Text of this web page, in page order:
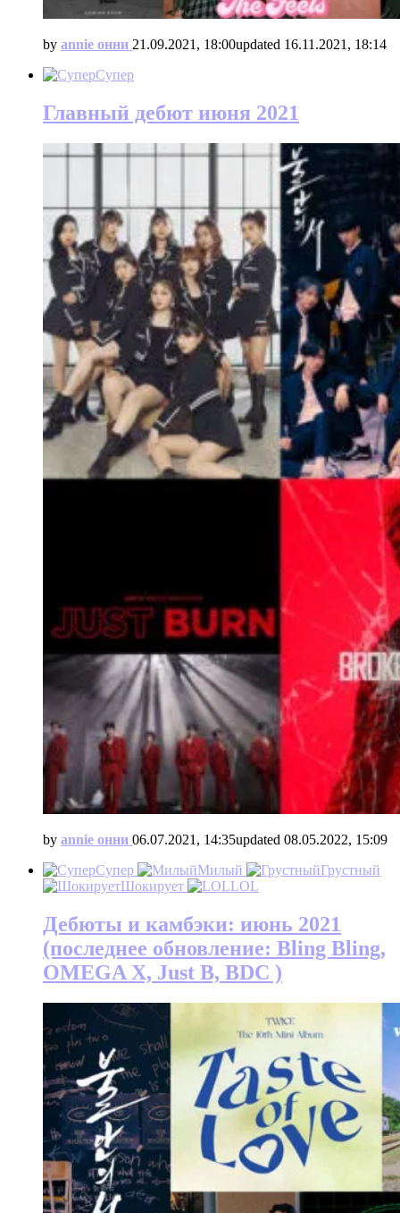
by annie онни 21.09.2021, 18:00updated 16.11.2021, 18:14
Супер
Главный дебют июня 2021
by annie онни 06.07.2021, 14:35updated 08.05.2022, 15:09
Супер
Милый
Грустный
Шокирует
LOL
Дебюты и камбэки: июнь 2021
(последнее обновление: Bling Bling,
OMEGA X, Just B, BDC )